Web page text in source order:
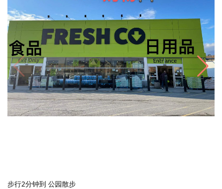
步行2分钟到 公园散步